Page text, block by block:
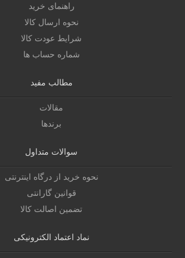
راهنمای خرید
نحوه ارسال کالا
شرایط عودت کالا
شماره حساب ها
مطالب مفید
مقالات
برندها
سوالات متداول
نحوه خرید از درگاه اینترنتی
قوانین گارانتی
تضمین اصالت کالا
نماد اعتماد الکترونیکی